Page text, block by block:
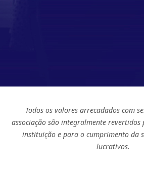
Todos os valores arrecadados com
associação são integralmente
instituição e para o cumprimento da
lucrativos.